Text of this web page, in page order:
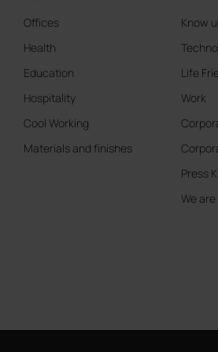
Offices
Health
Education
Hospitality
Cool Working
Materials and finishes
Know
Life
Work
Press
We